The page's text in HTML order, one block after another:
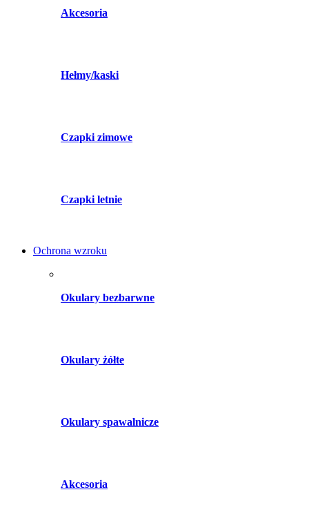
Akcesoria
Hełmy/kaski
Czapki zimowe
Czapki letnie
Ochrona wzroku
Okulary bezbarwne
Okulary żółte
Okulary spawalnicze
Akcesoria